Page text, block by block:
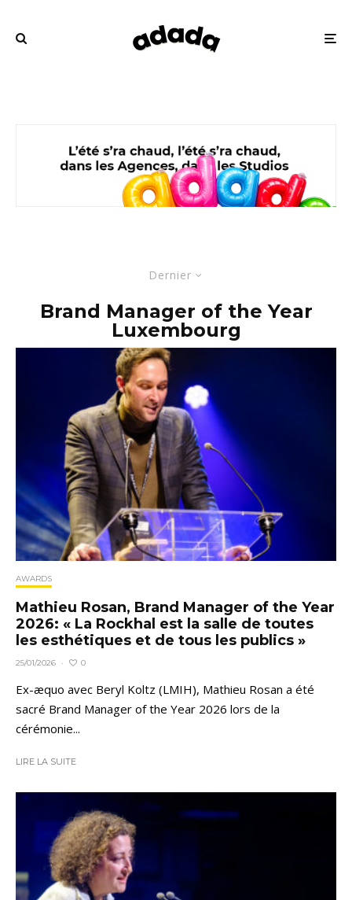
Dernier
Brand Manager of the Year
Luxembourg
AWARDS
Mathieu Rosan, Brand Manager of the Year
2026: « La Rockhal est la salle de toutes
les esthétiques et de tous les publics »
25/01/2026 · 0
Ex-æquo avec Beryl Koltz (LMIH), Mathieu Rosan a été
sacré Brand Manager of the Year 2026 lors de la
cérémonie...
LIRE LA SUITE